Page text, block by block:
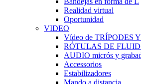
Realidad virtual
Oportunidad
VIDEO
Vídeo de TRÍPODES
RÓTULAS DE
AUDIO micrós y
Accessorios
Estabilizadores
Mando a distancia